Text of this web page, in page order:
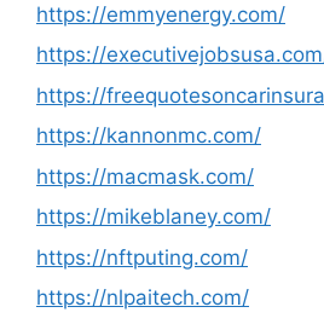
https://emmyenergy.com/
https://
https://
https://kannonmc.com/
https://macmask.com/
https://mikeblaney.com/
https://nftputing.com/
https://nlpaitech.com/